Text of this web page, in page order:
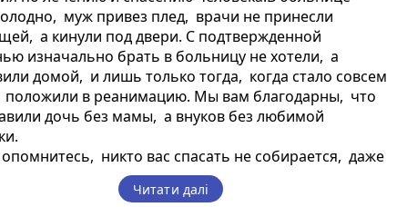
муж привез плед, врачи не принесли
а кинули под двери. С подтвержденной
изначально брать в больницу не хотели, а
домой, и лишь только тогда, когда стало совсем
положили в реанимацию. Мы вам благодарны, что
дочь без мамы, а внуков без любимой
никто вас спасать не собирается, даже
воды не подадут.Помощи не ждите, вся надежда на
дома, берегите себя и своих близких!!!
Читати далі